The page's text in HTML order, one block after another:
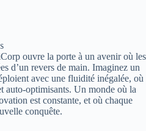
ouvre la porte à un avenir où les
d’un revers de main. Imaginez un
avec une fluidité inégalée, où
auto-optimisants. Un monde où la
est constante, et où chaque
conquête.